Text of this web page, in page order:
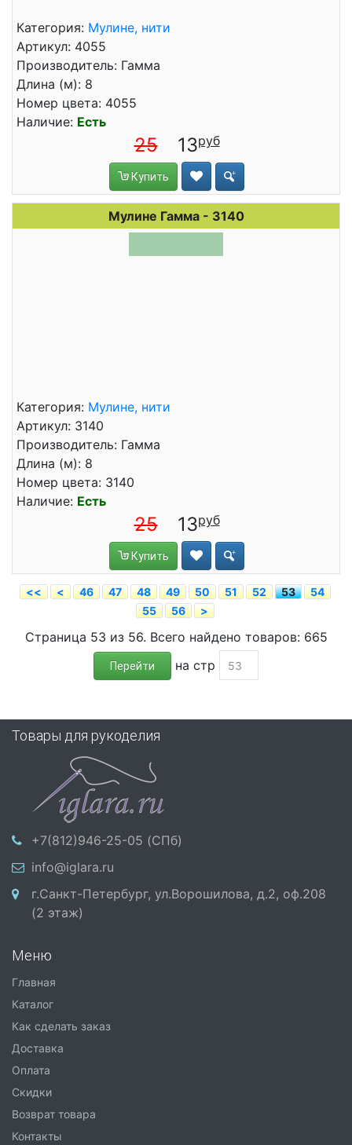
Категория: Мулине, нити
Артикул: 4055
Производитель: Гамма
Длина (м): 8
Номер цвета: 4055
Наличие: Есть
25 13
Купить
Мулине Гамма - 3140
Категория: Мулине, нити
Артикул: 3140
Производитель: Гамма
Длина (м): 8
Номер цвета: 3140
Наличие: Есть
25 13
Купить
<< < 46 47 48 49 50 51 52 53
54
55
56 >
Страница 53 из 56. Всего найдено товаров: 665
Перейти на стр
Товары для рукоделия
+7(812)946-25-05 (СПб)
info@iglara.ru
г.Санкт-Петербург, ул.Ворошилова, д.2, оф.208
(2 этаж)
Меню
Главная
Каталог
Как сделать заказ
Доставка
Оплата
Скидки
Возврат товара
Контакты